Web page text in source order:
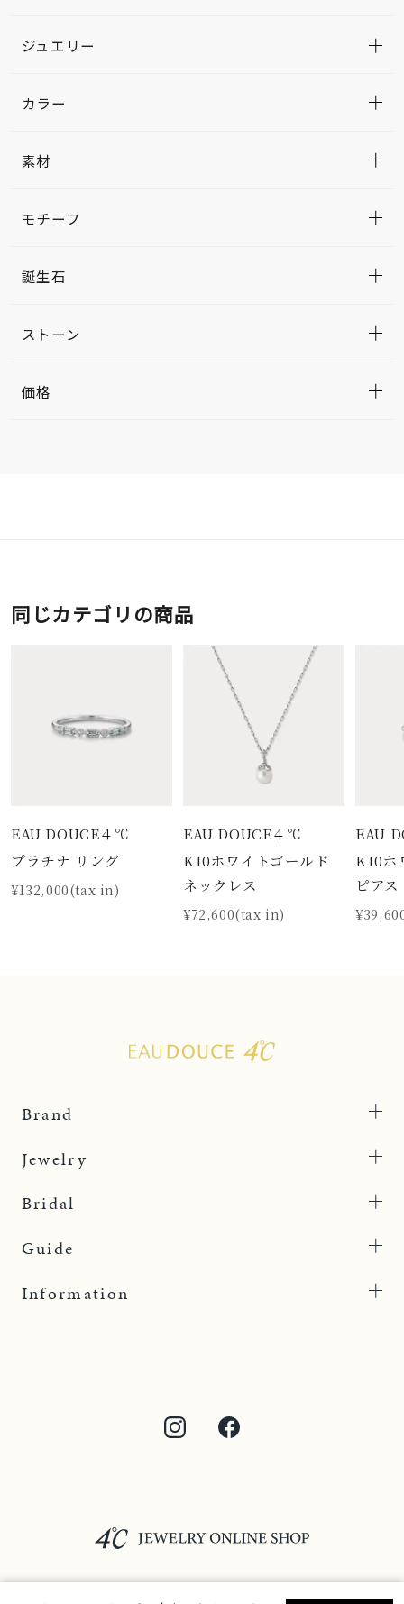
ジュエリー
カラー
素材
モチーフ
誕生石
ストーン
価格
同じカテゴリの商品
EAU DOUCE４℃
プラチナ リング
¥132,000(tax in)
EAU DOUCE４℃
K10ホワイトゴールド
ネックレス
¥72,600(tax in)
EAU
K10ホ
ピアス
Brand
Jewelry
Bridal
Guide
Information